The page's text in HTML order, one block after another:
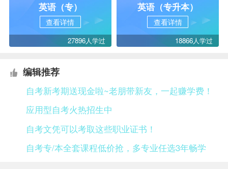
英语（专）
查看详情
27896人学过
英语（专升本）
查看详情
18866人学过
编辑推荐
自考新考期送现金啦~老朋带新友，一起赚学费！
应用型自考火热招生中
自考文凭可以考取这些职业证书！
自考专/本全套课程低价抢，多专业任选3年畅学